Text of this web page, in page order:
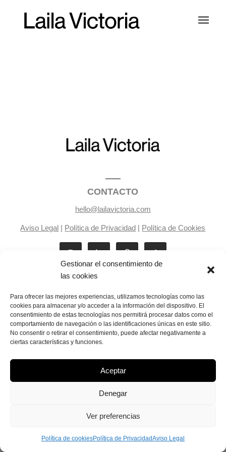
Gestionar el consentimiento de
las cookies
Para ofrecer las mejores experiencias, utilizamos tecnologías como las
cookies para almacenar y/o acceder a la información del dispositivo. El
consentimiento de estas tecnologías nos permitirá procesar datos como el
comportamiento de navegación o las identificaciones únicas en este sitio.
No consentir o retirar el consentimiento, puede afectar negativamente a
ciertas características y funciones.
Aceptar
Denegar
Ver preferencias
Política de cookiesPolítica de PrivacidadAviso Legal
CONTACTO
hello@lailavictoria.com
Aviso Legal | Política de Privacidad | Política de Cookies
Laila Victoria © copyright 2025